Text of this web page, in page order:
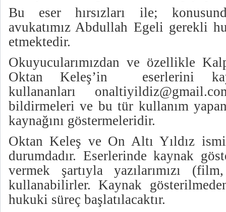
Bu eser hırsızları ile;
avukatımız Abdullah Egeli gerekli
etmektedir.
Okuyucularımızdan ve özellikle
Oktan Keleş’in eserlerini
kullananları
bildirmeleri ve bu tür kullanım
kaynağını göstermeleridir.
Oktan Keleş ve On Altı Yıldız
durumdadır. Eserlerinde kaynak
vermek şartıyla yazılarımızı
kullanabilirler. Kaynak
hukuki süreç başlatılacaktır.